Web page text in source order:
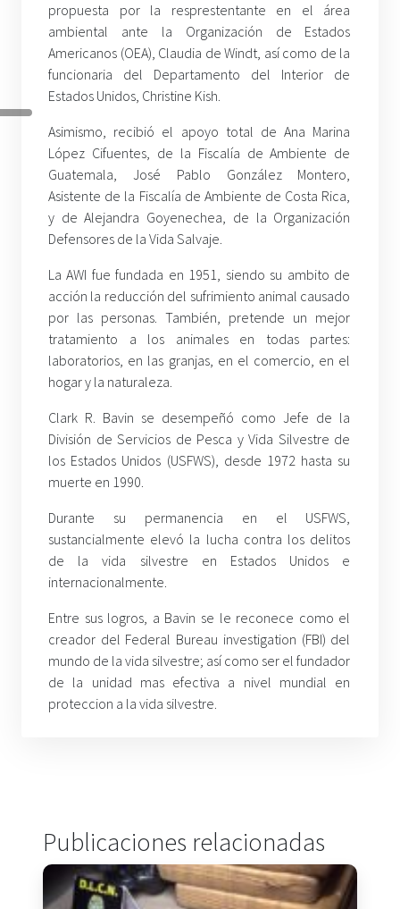
propuesta por la resprestentante en el área
ambiental ante la Organización de Estados
Americanos (OEA), Claudia de Windt, así como de la
funcionaria del Departamento del Interior de
Estados Unidos, Christine Kish.
Asimismo, recibió el apoyo total de Ana Marina
López Cifuentes, de la Fiscalía de Ambiente de
Guatemala, José Pablo González Montero,
Asistente de la Fiscalía de Ambiente de Costa Rica,
y de Alejandra Goyenechea, de la Organización
Defensores de la Vida Salvaje.
La AWI fue fundada en 1951, siendo su ambito de
acción la reducción del sufrimiento animal causado
por las personas. También, pretende un mejor
tratamiento a los animales en todas partes:
laboratorios, en las granjas, en el comercio, en el
hogar y la naturaleza.
Clark R. Bavin se desempeñó como Jefe de la
División de Servicios de Pesca y Vida Silvestre de
los Estados Unidos (USFWS), desde 1972 hasta su
muerte en 1990.
Durante su permanencia en el USFWS,
sustancialmente elevó la lucha contra los delitos
de la vida silvestre en Estados Unidos e
internacionalmente.
Entre sus logros, a Bavin se le reconece como el
creador del Federal Bureau investigation (FBI) del
mundo de la vida silvestre; así como ser el fundador
de la unidad mas efectiva a nivel mundial en
proteccion a la vida silvestre.
Publicaciones relacionadas